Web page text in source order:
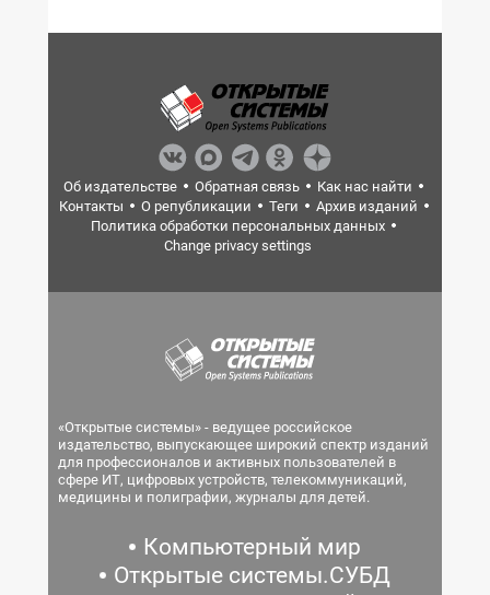
Об издательстве Обратная связь
Как нас найти
Контакты
О републикации Теги
Архив изданий
Политика обработки персональных данных
Change privacy settings
«Открытые системы» - ведущее российское
издательство, выпускающее широкий спектр изданий
для профессионалов и активных пользователей в
сфере ИТ, цифровых устройств, телекоммуникаций,
медицины и полиграфии, журналы для детей.
Компьютерный мир
Открытые системы.СУБД